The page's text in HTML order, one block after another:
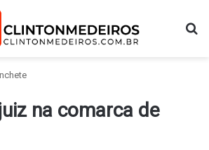
na comarca de